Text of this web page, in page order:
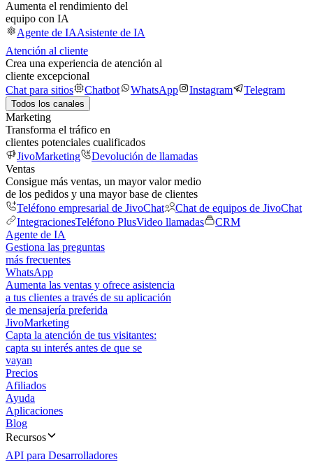
Aumenta el rendimiento del
equipo con IA
Agente de IAAsistente de IA
Atención al cliente
Crea una experiencia de atención al
cliente excepcional
Chat para sitios
Chatbot WhatsApp Instagram Telegram
Todos los canales
Marketing
Transforma el tráfico en
clientes potenciales cualificados
JivoMarketing
Devolución de llamadas
Ventas
Consigue más ventas, un mayor valor medio
de los pedidos y una mayor base de clientes
Teléfono empresarial de JivoChat
Chat de equipos de JivoChat
IntegracionesTeléfono PlusVideo llamadas
CRM
Agente de IA
Gestiona las preguntas
más frecuentes
WhatsApp
Aumenta las ventas y ofrece asistencia
a tus clientes a través de su aplicación
de mensajería preferida
JivoMarketing
Capta la atención de tus visitantes:
capta su interés antes de que se
vayan
Precios
Afiliados
Ayuda
Aplicaciones
Blog
Recursos
API para Desarrolladores